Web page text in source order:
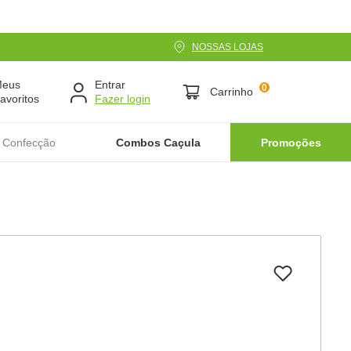
NOSSAS LOJAS
Entrar
Carrinho 0
Combos Caçula Promoções